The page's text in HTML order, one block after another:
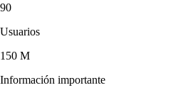
90
Usuarios
150 M
Información importante